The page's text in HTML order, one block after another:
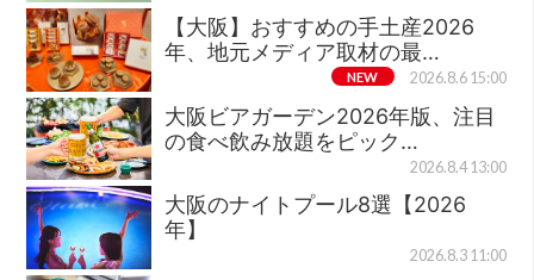
【大阪】おすすめの手土産2026
年、地元メディア取材の最…
NEW 2026.8.6 15:00
大阪ビアガーデン2026年版、注目
の食べ飲み放題をピック…
2026.8.4 13:00
大阪のナイトプール8選【2026
年】
2026.8.3 11:00